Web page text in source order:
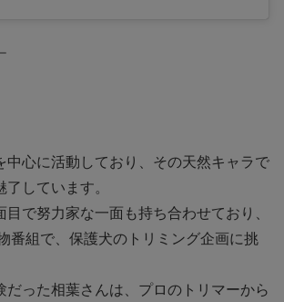
中心に活動しており、その天然キャラで
しています。
目で努力家な一面も持ち合わせており、
番組で、保護犬のトリミング企画に挑
だった相葉さんは、プロのトリマーから